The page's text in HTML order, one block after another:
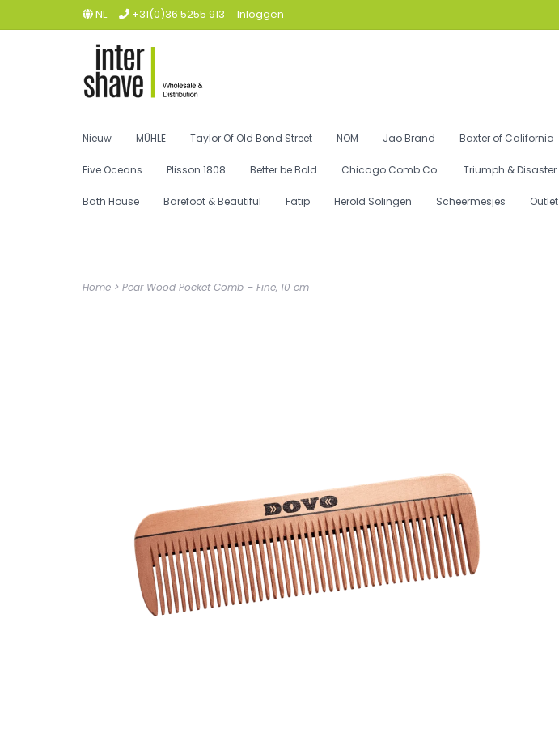
NL +31(0)36 5255 913 Inloggen
Nieuw MÜHLE Taylor Of Old Bond Street NOM Jao Brand Baxter of California
Five Oceans Plisson 1808 Better be Bold Chicago Comb Co. Triumph & Disaster
Bath House Barefoot & Beautiful Fatip Herold Solingen Scheermesjes Outlet
Home > Pear Wood Pocket Comb – Fine, 10 cm